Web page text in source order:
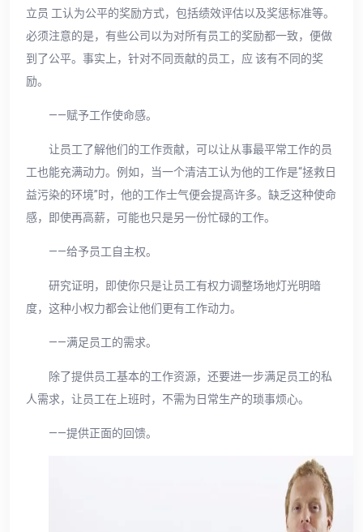
立员 工认为公平的奖励方式，包括绩效评估以及奖惩标准等。
必须注意的是，有些公司以为对所有员工的奖励都一致，便做
到了公平。事实上，针对不同贡献的员工，应 该有不同的奖
励。
——赋予工作使命感。
让员工了解他们的工作贡献，可以让从事最平常工作的员
工也能充满动力。例如，当一个清洁工认为他的工作是“拯救日
益污染的环境”时，他的工作士气便会提高许多。缺乏这种使命
感，即使再高薪，可能也只是另一份忙碌的工作。
——给予员工自主权。
研究证明，即使你只是让员工有权力调整场地灯光明暗
度，这种小权力都会让他们更有工作动力。
——满足员工的需求。
除了提供员工基本的工作资源，还要进一步满足员工的私
人需求，让员工在上班时，不需为日常生产的琐事烦心。
——提供正面的回馈。